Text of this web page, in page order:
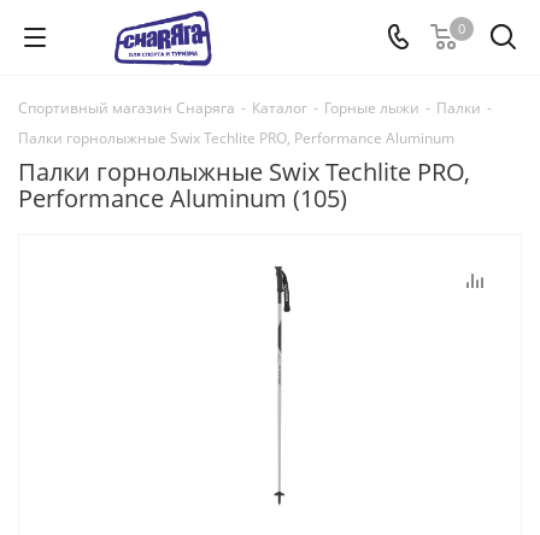
0
Спортивный магазин Снаряга - Каталог - Горные лыжи - Палки -
Палки горнолыжные Swix Techlite PRO, Performance Aluminum
Палки горнолыжные Swix Techlite PRO,
Performance Aluminum (105)